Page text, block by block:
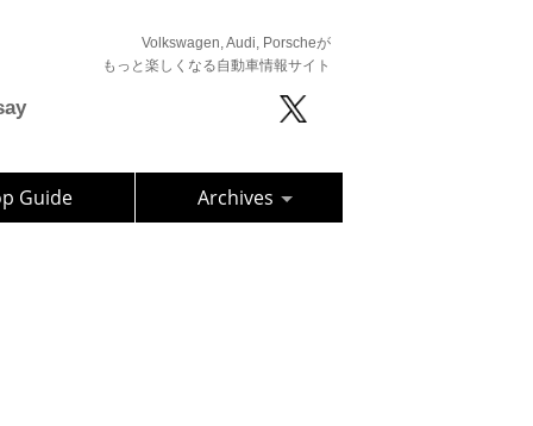
Volkswagen, Audi, Porscheが
もっと楽しくなる自動車情報サイト
Guide Archives